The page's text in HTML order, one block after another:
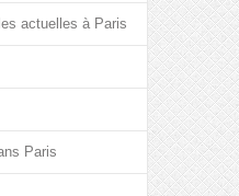
actuelles à Paris
Paris